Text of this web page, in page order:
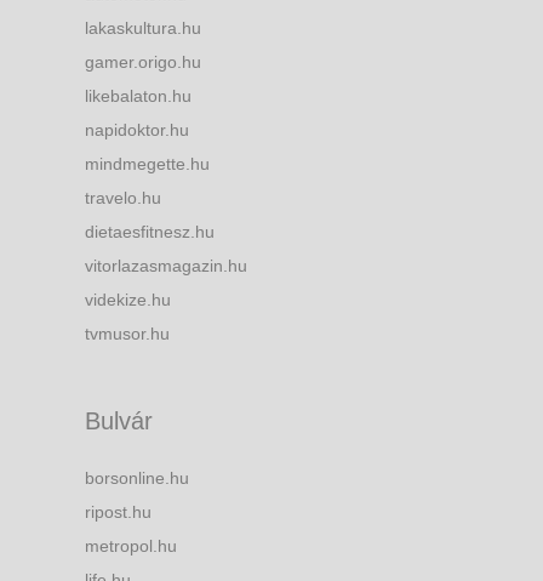
lakaskultura.hu
gamer.origo.hu
likebalaton.hu
napidoktor.hu
mindmegette.hu
travelo.hu
dietaesfitnesz.hu
vitorlazasmagazin.hu
videkize.hu
tvmusor.hu
Bulvár
borsonline.hu
ripost.hu
metropol.hu